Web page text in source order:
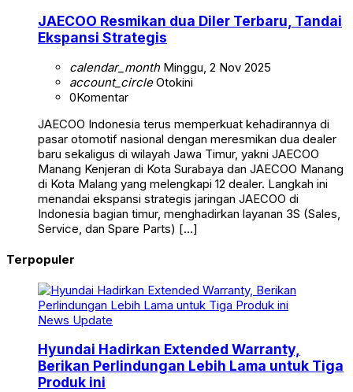
JAECOO Resmikan dua Diler Terbaru, Tandai
Ekspansi Strategis
calendar_monthMinggu, 2 Nov 2025
account_circleOtokini
0Komentar
JAECOO Indonesia terus memperkuat kehadirannya di
pasar otomotif nasional dengan meresmikan dua dealer
baru sekaligus di wilayah Jawa Timur, yakni JAECOO
Manang Kenjeran di Kota Surabaya dan JAECOO Manang
di Kota Malang yang melengkapi 12 dealer. Langkah ini
menandai ekspansi strategis jaringan JAECOO di
Indonesia bagian timur, menghadirkan layanan 3S (Sales,
Service, dan Spare Parts) […]
Terpopuler
News Update
Hyundai Hadirkan Extended Warranty,
Berikan Perlindungan Lebih Lama untuk Tiga
Produk ini